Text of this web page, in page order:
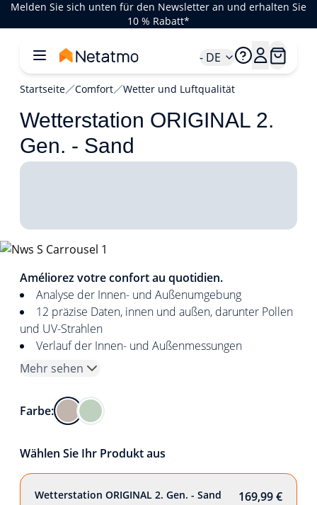
Melden Sie sich unten für den Newsletter an und erhalten Sie
10 % Rabatt*
- DE
Startseite Comfort Wetter und Luftqualität
Wetterstation ORIGINAL 2.
Gen. - Sand
1/4
Améliorez votre confort au quotidien.
Analyse der Innen- und Außenumgebung
12 präzise Daten, innen und außen, darunter Pollen
und UV-Strahlen
Verlauf der Innen- und Außenmessungen
Mehr sehen
Farbe:
Wählen Sie Ihr Produkt aus
Wetterstation ORIGINAL 2. Gen. - Sand 169,99 €